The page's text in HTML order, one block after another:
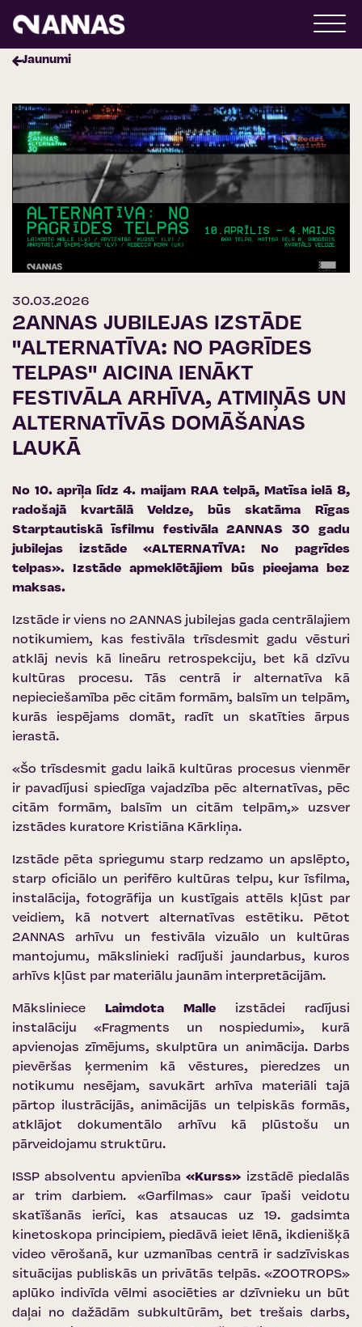
Jaunumi
30.03.2026
2ANNAS JUBILEJAS IZSTĀDE
"ALTERNATĪVA: NO PAGRĪDES
TELPAS" AICINA IENĀKT
FESTIVĀLA ARHĪVA, ATMIŅĀS UN
ALTERNATĪVĀS DOMĀŠANAS
LAUKĀ
No 10. aprīļa līdz 4. maijam RAA telpā, Matīsa ielā 8,
radošajā kvartālā Veldze, būs skatāma Rīgas
Starptautiskā īsfilmu festivāla 2ANNAS 30 gadu
jubilejas izstāde «ALTERNATĪVA: No pagrīdes
telpas». Izstāde apmeklētājiem būs pieejama bez
maksas.
Izstāde ir viens no 2ANNAS jubilejas gada centrālajiem
notikumiem, kas festivāla trīsdesmit gadu vēsturi
atklāj nevis kā lineāru retrospekciju, bet kā dzīvu
kultūras procesu. Tās centrā ir alternatīva kā
nepieciešamība pēc citām formām, balsīm un telpām,
kurās iespējams domāt, radīt un skatīties ārpus
ierastā.
«Šo trīsdesmit gadu laikā kultūras procesus vienmēr
ir pavadījusi spiedīga vajadzība pēc alternatīvas, pēc
citām formām, balsīm un citām telpām,» uzsver
izstādes kuratore Kristiāna Kārkliņa.
Izstāde pēta spriegumu starp redzamo un apslēpto,
starp oficiālo un perifēro kultūras telpu, kur īsfilma,
instalācija, fotogrāfija un kustīgais attēls kļūst par
veidiem, kā notvert alternatīvas estētiku. Pētot
2ANNAS arhīvu un festivāla vizuālo un kultūras
mantojumu, mākslinieki radījuši jaundarbus, kuros
arhīvs kļūst par materiālu jaunām interpretācijām.
Māksliniece Laimdota Malle izstādei radījusi
instalāciju «Fragments un nospiedumi», kurā
apvienojas zīmējums, skulptūra un animācija. Darbs
pievēršas ķermenim kā vēstures, pieredzes un
notikumu nesējam, savukārt arhīva materiāli tajā
pārtop ilustrācijās, animācijās un telpiskās formās,
atklājot dokumentālo arhīvu kā plūstošu un
pārveidojamu struktūru.
ISSP absolventu apvienība«Kurss» izstādē piedalās
ar trim darbiem. «Garfilmas» caur īpaši veidotu
skatīšanās ierīci, kas atsaucas uz 19. gadsimta
kinetoskopa principiem, piedāvā ieiet lēnā, ikdienišķā
video vērošanā, kur uzmanības centrā ir sadzīviskas
situācijas publiskās un privātās telpās. «ZOOTROPS»
aplūko indivīda vēlmi asociēties ar dzīvnieku un būt
daļai no dažādām subkultūrām, bet trešais darbs,